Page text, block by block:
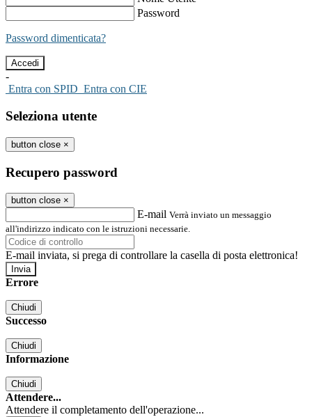
Password
Password dimenticata?
-
Entra con SPID Entra con CIE
Seleziona utente
button close ×
Recupero password
button close ×
E-mail Verrà inviato un messaggio
all'indirizzo indicato con le istruzioni necessarie.
E-mail inviata, si prega di controllare la casella di posta elettronica!
Errore
Chiudi
Successo
Chiudi
Informazione
Chiudi
Attendere...
Attendere il completamento dell'operazione...